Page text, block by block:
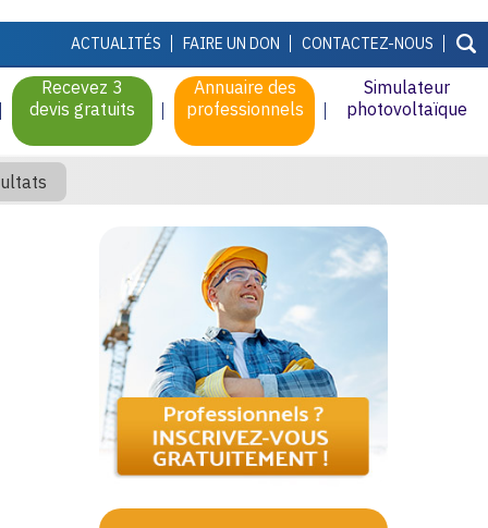
ACTUALITÉS FAIRE UN DON CONTACTEZ-NOUS
Recevez 3
devis gratuits
Annuaire des
professionnels
Simulateur
photovoltaïque